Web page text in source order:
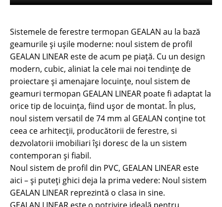
Sistemele de ferestre termopan GEALAN au la bază
geamurile și ușile moderne: noul sistem de profil
GEALAN LINEAR este de acum pe piață. Cu un design
modern, cubic, aliniat la cele mai noi tendințe de
proiectare și amenajare locuințe, noul sistem de
geamuri termopan GEALAN LINEAR poate fi adaptat la
orice tip de locuința, fiind ușor de montat. În plus,
noul sistem versatil de 74 mm al GEALAN conține tot
ceea ce arhitecții, producătorii de ferestre, si
dezvolatorii imobiliari își doresc de la un sistem
contemporan și fiabil.
Noul sistem de profil din PVC, GEALAN LINEAR este
aici – și puteți ghici deja la prima vedere: Noul sistem
GEALAN LINEAR reprezintă o clasa in sine.